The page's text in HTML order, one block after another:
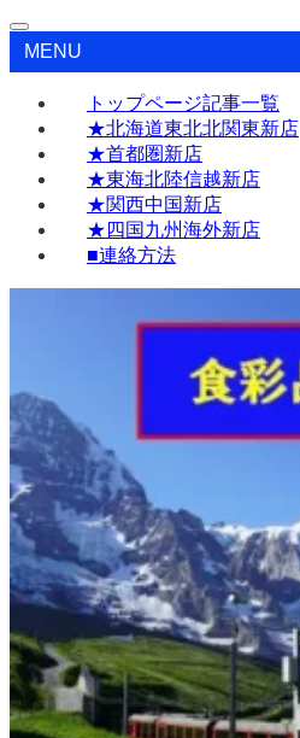
MENU
トップページ記事一覧
★北海道東北北関東新店
★首都圏新店
★東海北陸信越新店
★関西中国新店
★四国九州海外新店
■連絡方法